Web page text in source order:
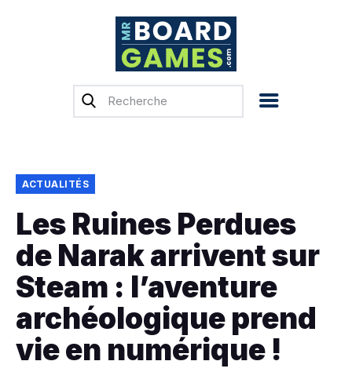
Accueil
Previews
Tops, Conseils &
Guides d’achat
Financement
participatif
Français
ACTUALITÉS
Les Ruines Perdues
de Narak arrivent sur
Steam : l’aventure
archéologique prend
vie en numérique !